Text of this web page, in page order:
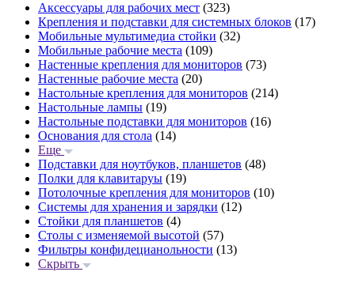
Аксессуары для рабочих мест (323)
Крепления и подставки для системных блоков (17)
Мобильные мультимедиа стойки (32)
Мобильные рабочие места (109)
Настенные крепления для мониторов (73)
Настенные рабочие места (20)
Настольные крепления для мониторов (214)
Настольные лампы (19)
Настольные подставки для мониторов (16)
Основания для стола (14)
Еще
Подставки для ноутбуков, планшетов (48)
Полки для клавитаруы (19)
Потолочные крепления для мониторов (10)
Системы для хранения и зарядки (12)
Стойки для планшетов (4)
Столы с изменяемой высотой (57)
Фильтры конфидецианольности (13)
Скрыть